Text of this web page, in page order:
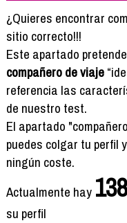
Compañeros de viaje
Formación
Info viajeros
Contactar
¿Quieres encontrar
sitio correcto!!!
Este apartado
compañero de viaje
referencia las
de nuestro test.
El apartado
puedes colgar tu perfil
ningún coste.
Actualmente hay
su perfil